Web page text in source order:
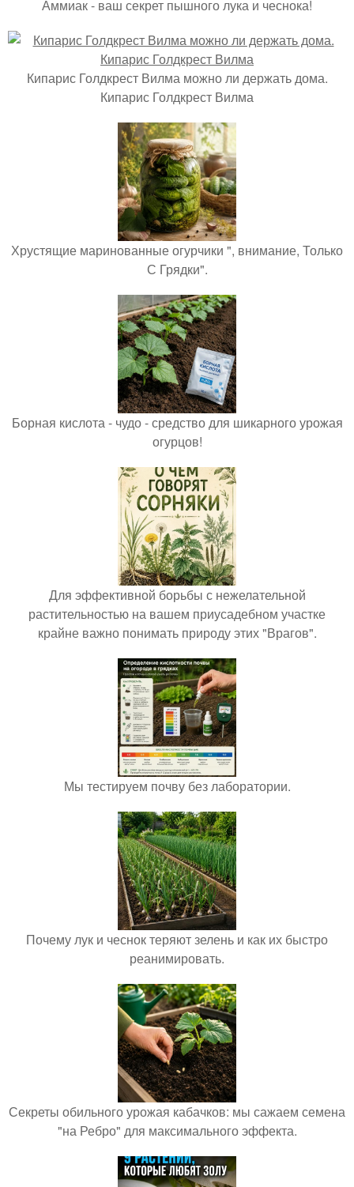
Аммиак - ваш секрет пышного лука и чеснока!
Кипарис Голдкрест Вилма можно ли держать дома.
Кипарис Голдкрест Вилма
Хрустящие маринованные огурчики ", внимание, Только
С Грядки".
Борная кислота - чудо - средство для шикарного урожая
огурцов!
Для эффективной борьбы с нежелательной
растительностью на вашем приусадебном участке
крайне важно понимать природу этих "Врагов".
Мы тестируем почву без лаборатории.
Почему лук и чеснок теряют зелень и как их быстро
реанимировать.
Секреты обильного урожая кабачков: мы сажаем семена
"на Ребро" для максимального эффекта.